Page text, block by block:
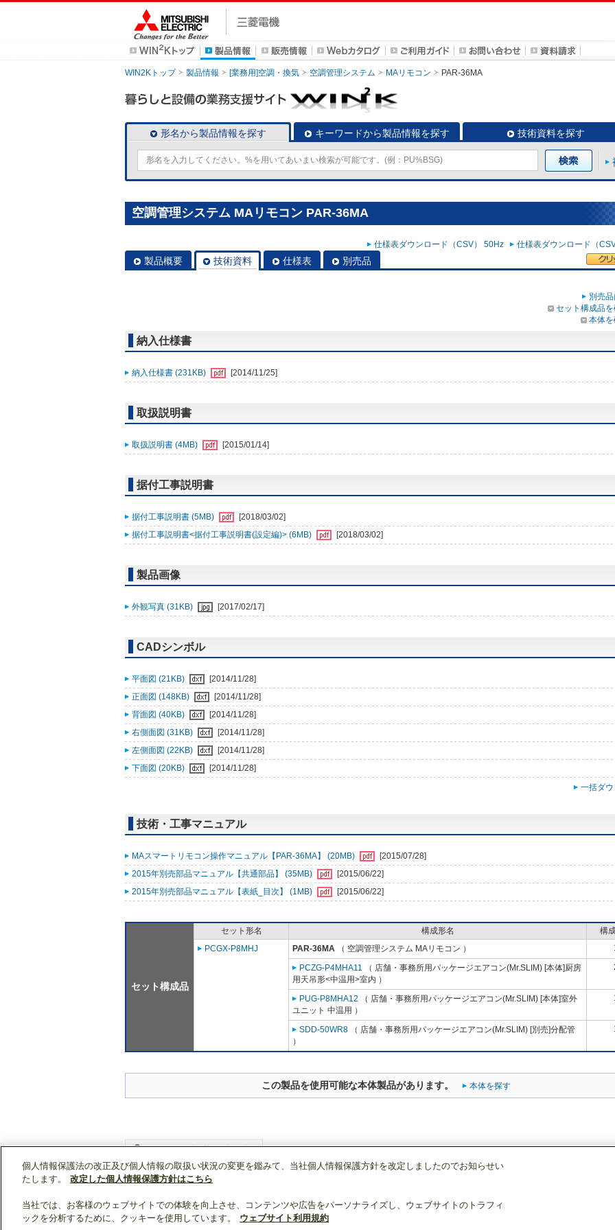
WIN2Kトップ 製品情報 [業務用]空調・換気 空調管理システム MAリモコン PAR-36MA
形名から製品情報を探す キーワードから製品情報を探す 技術資料を探す
空調管理システム MAリモコン PAR-36MA
仕様表ダウンロード（CSV） 50Hz 仕様表ダウンロード（
製品概要 技術資料 仕様表 別売品
別売
セット構成品
本体
納入仕様書
納入仕様書 (231KB) [2014/11/25]
取扱説明書
取扱説明書 (4MB) [2015/01/14]
据付工事説明書
据付工事説明書 (5MB)
[2018/03/02]
据付工事説明書<据付工事説明書(設定編)> (6MB)
[2018/03/02]
製品画像
外観写真 (31KB) [2017/02/17]
CADシンボル
平面図 (21KB)
[2014/11/28]
正面図 (148KB)
[2014/11/28]
背面図 (40KB)
[2014/11/28]
右側面図 (31KB)
[2014/11/28]
左側面図 (22KB)
[2014/11/28]
下面図 (20KB)
[2014/11/28]
一括ダ
技術・工事マニュアル
MAスマートリモコン操作マニュアル【PAR-36MA】 (20MB)
[2015/07/28]
2015年別売部品マニュアル【共通部品】 (35MB)
[2015/06/22]
2015年別売部品マニュアル【表紙_目次】 (1MB)
[2015/06/22]
セット構成品
セット形名 構成形名
構
PCGX-P8MHJ
PAR-36MA （ 空調管理システム MAリモコン ）
PCZG-P4MHA11 （ 店舗・事務所用パッケージエアコン(Mr.SLIM) [本体]厨房
用天吊形<中温用>室内 ）
PUG-P8MHA12 （ 店舗・事務所用パッケージエアコン(Mr.SLIM) [本体]室外
ユニット 中温用 ）
SDD-50WR8 （ 店舗・事務所用パッケージエアコン(Mr.SLIM) [別売]分配管
）
この製品を使用可能な本体製品があります。 本体を探す
WIN2Kトップ 製品情報
個人情報保護法の改正及び個人情報の取扱い状況の変更を鑑みて、当社個人情報保護方針を改定しましたのでお知らせい
たします。
改定した個人情報保護方針はこちら
当社では、お客様のウェブサイトでの体験を向上させ、コンテンツや広告をパーソナライズし、ウェブサイトのトラフィ
ックを分析するために、クッキーを使用しています。
ウェブサイト利用規約